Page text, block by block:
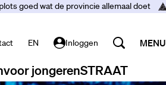
goed wat de provincie allemaal doet
EN Inloggen
voor jongerenSTRAAT
MENU